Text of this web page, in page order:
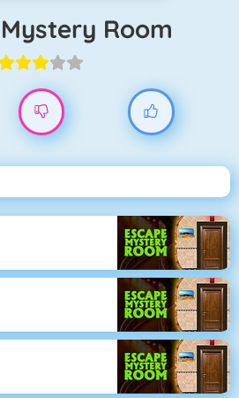
Mystery Room